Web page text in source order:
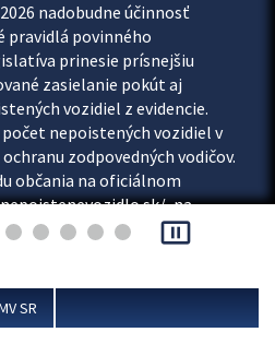
nadobudne účinnosť
pravidlá povinného
prinesie prísnejšiu
zasielanie pokút aj
vozidiel z evidencie.
nepoistených vozidiel v
zodpovedných vodičov.
občania na oficiálnom
, na
aj možnosť overiť si...
pause_presentation
SR